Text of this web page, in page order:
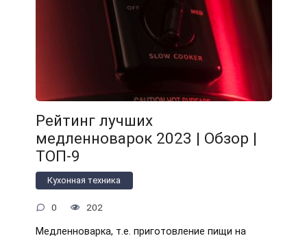
Рейтинг лучших
медленноварок 2023 | Обзор |
ТОП-9
Кухонная техника
0 202
Медленноварка, т.е. приготовление пищи на